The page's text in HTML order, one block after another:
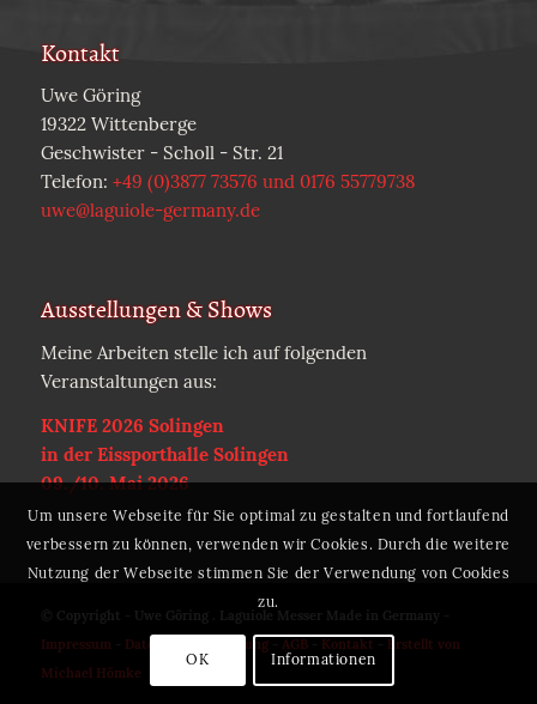
Kontakt
Uwe Göring
19322 Wittenberge
Geschwister - Scholl - Str. 21
Telefon: +49 (0)3877 73576 und 0176 55779738
uwe@laguiole-germany.de
Ausstellungen & Shows
Meine Arbeiten stelle ich auf folgenden
Veranstaltungen aus:
KNIFE 2026 Solingen
in der Eissporthalle Solingen
09./10. Mai 2026
© Copyright - Uwe Göring . Laguiole Messer Made in Germany -
Impressum- Datenschutzerklärung- AGB- Kontakt
Erstellt von
Michael Hömke
Um unsere Webseite für Sie optimal zu gestalten und fortlaufend
verbessern zu können, verwenden wir Cookies. Durch die weitere
Nutzung der Webseite stimmen Sie der Verwendung von Cookies
zu.
OK Informationen